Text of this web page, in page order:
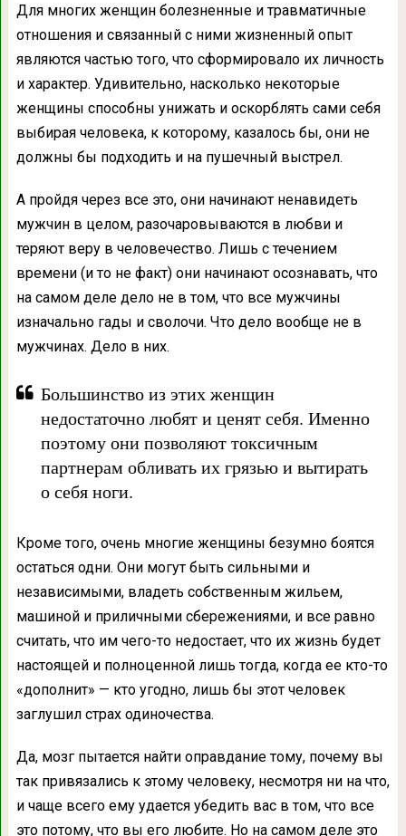
Для многих женщин болезненные и травматичные
отношения и связанный с ними жизненный опыт
являются частью того, что сформировало их личность
и характер. Удивительно, насколько некоторые
женщины способны унижать и оскорблять сами себя
выбирая человека, к которому, казалось бы, они не
должны бы подходить и на пушечный выстрел.
А пройдя через все это, они начинают ненавидеть
мужчин в целом, разочаровываются в любви и
теряют веру в человечество. Лишь с течением
времени (и то не факт) они начинают осознавать, что
на самом деле дело не в том, что все мужчины
изначально гады и сволочи. Что дело вообще не в
мужчинах. Дело в них.
Большинство из этих женщин
недостаточно любят и ценят себя. Именно
поэтому они позволяют токсичным
партнерам обливать их грязью и вытирать
о себя ноги.
Кроме того, очень многие женщины безумно боятся
остаться одни. Они могут быть сильными и
независимыми, владеть собственным жильем,
машиной и приличными сбережениями, и все равно
считать, что им чего-то недостает, что их жизнь будет
настоящей и полноценной лишь тогда, когда ее кто-то
«дополнит» — кто угодно, лишь бы этот человек
заглушил страх одиночества.
Да, мозг пытается найти оправдание тому, почему вы
так привязались к этому человеку, несмотря ни на что,
и чаще всего ему удается убедить вас в том, что все
это потому, что вы его любите. Но на самом деле это